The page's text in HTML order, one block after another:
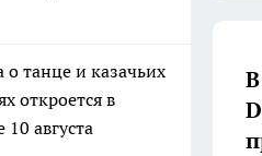
о танце и казачьих
откроется в
10 августа